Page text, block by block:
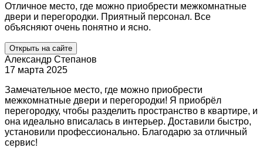
Отличное место, где можно приобрести межкомнатные
двери и перегородки. Приятный персонал. Все
объясняют очень понятно и ясно.
Открыть на сайте
Александр Степанов
17 марта 2025
Замечательное место, где можно приобрести
межкомнатные двери и перегородки! Я приобрёл
перегородку, чтобы разделить пространство в квартире, и
она идеально вписалась в интерьер. Доставили быстро,
установили профессионально. Благодарю за отличный
сервис!